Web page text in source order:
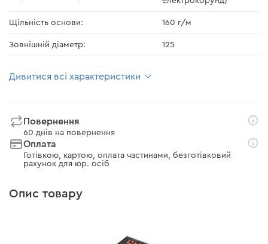
Щільність основи: 160 г/м
Зовнішній діаметр: 125
Дивитися всі характеристики
Повернення
60 днів на повернення
Оплата
Готівкою, картою, оплата частинами, безготівковий
рахунок для юр. осіб
Опис товару